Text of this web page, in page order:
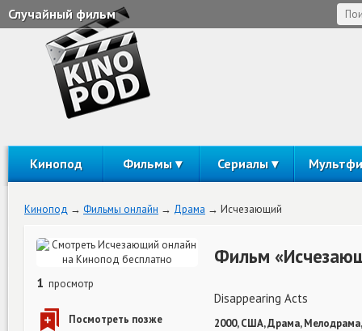
Случайный фильм
Кинопод Фильмы Сериалы
Кинопод Фильмы онлайн Драма Исчезающий
1 просмотр
Фильм
Disappearing Acts
2000, США, Драма,